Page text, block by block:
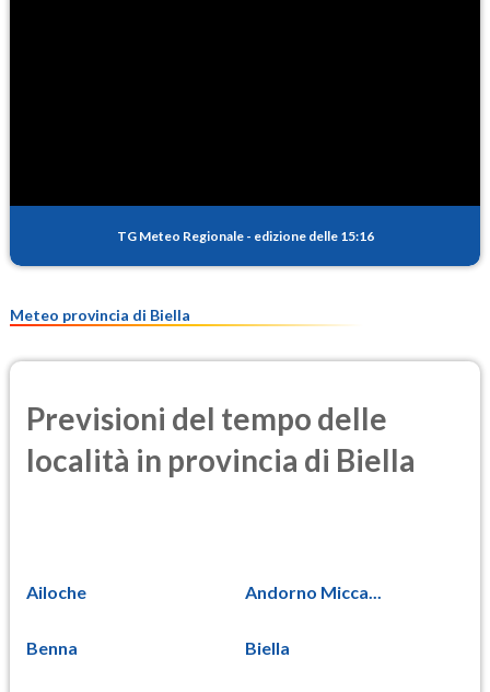
TG Meteo Regionale - edizione delle 15:16
Meteo provincia di Biella
Previsioni del tempo delle
località in provincia di Biella
Ailoche Andorno Micca...
Benna Biella